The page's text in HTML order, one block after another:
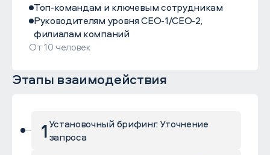
Топ-командам и ключевым сотрудникам
Руководителям уровня CEO-1/CEO-2,
филиалам компаний
От 10 человек
Этапы взаимодействия
1Установочный брифинг. Уточнение
запроса